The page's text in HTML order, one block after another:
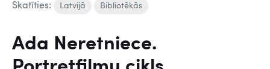
Skatīties: Latvijā Bibliotēkās
Ada Neretniece.